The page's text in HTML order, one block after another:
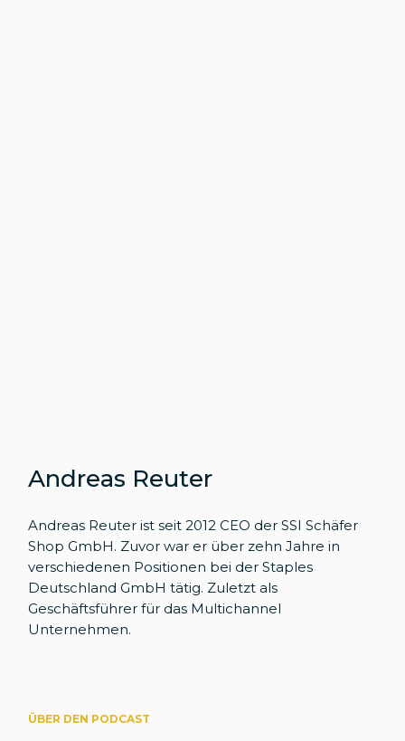
Andreas Reuter
Andreas Reuter ist seit 2012 CEO der SSI Schäfer
Shop GmbH. Zuvor war er über zehn Jahre in
verschiedenen Positionen bei der Staples
Deutschland GmbH tätig. Zuletzt als
Geschäftsführer für das Multichannel
Unternehmen.
ÜBER DEN PODCAST